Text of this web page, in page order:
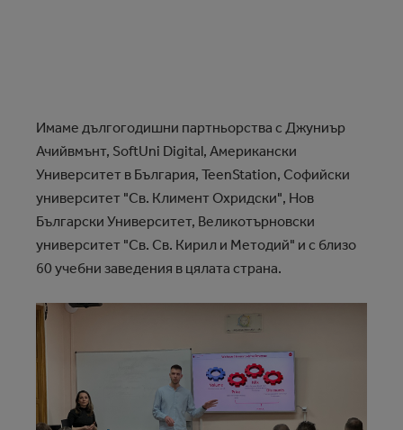
Имаме дългогодишни партньорства с Джуниър
Ачийвмънт, SoftUni Digital, Американски
Университет в България, ТееnStation, Софийски
университет "Св. Климент Охридски", Нов
Български Университет, Великотърновски
университет "Св. Св. Кирил и Методий" и с близо
60 учебни заведения в цялата страна.